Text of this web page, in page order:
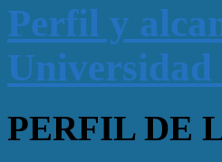
Perfil y
PERFIL DE